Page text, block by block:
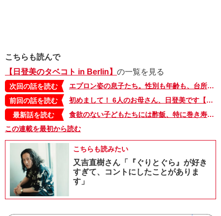
こちらも読んで
【日登美のタベコト in Berlin】 の一覧を見る
次回の話を読む
エプロン姿の息子たち。性別も年齢も、台所には関係ない！【日登美のタベコト in Berlin・3】
前回の話を読む
初めまして！ 6人のお母さん、日登美です【日登美のタベコト in Berlin】
最新話を読む
食欲のない子どもたちには酢飯、特に巻き寿司やちらし寿司がお勧め。食べやすさだけでなく、栄養面でもいいことが【タベコト in Berlin・129】
この連載を最初から読む
こちらも読みたい
又吉直樹さん「『ぐりとぐら』が好き
すぎて、コントにしたことがありま
す」